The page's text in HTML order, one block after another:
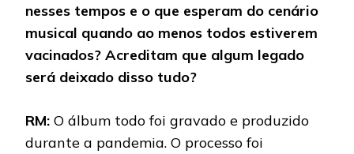
nesses tempos e o que esperam do cenário
musical quando ao menos todos estiverem
vacinados? Acreditam que algum legado
será deixado disso tudo?
RM: O álbum todo foi gravado e produzido
durante a pandemia. O processo foi